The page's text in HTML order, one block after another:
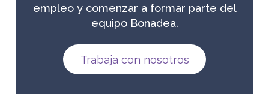
empleo y comenzar a formar parte del
equipo Bonadea.
Trabaja con nosotros